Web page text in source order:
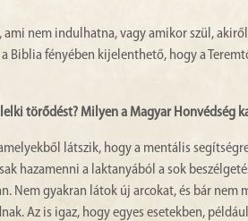
nem indulhatna, vagy amikor szül,
Biblia fényében kijelenthető, hogy a
törődést? Milyen a Magyar Honvédség
látszik, hogy a mentális
hazamenni a laktanyából a sok
gyakran látok új arcokat, és bár nem
Az is igaz, hogy egyes esetekben,